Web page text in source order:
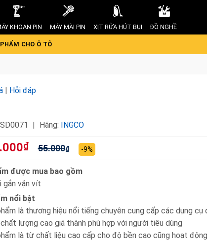
KHOAN PIN MÁY MÀI PIN XỊT RỬA HÚT BỤI ĐỒ NGHỀ
CHO Ô TÔ
| Hỏi đáp
Hãng: INGCO
₫ 55.000₫ -9%
được mua bao gồm
gắn vặn vít
nổi bật
là thương hiệu nổi tiếng chuyên cung cấp các dụng cụ
lượng cao giá thành phù hợp với người tiêu dùng
là từ chất liệu cao cấp cho độ bền cao cũng hoạt